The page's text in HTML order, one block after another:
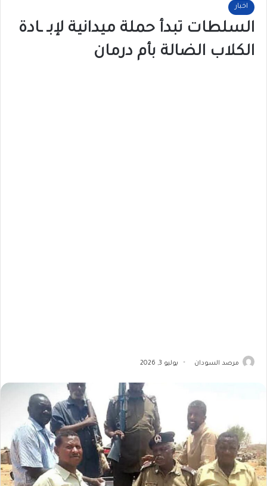
اخبار
السلطات تبدأ حملة ميدانية لإبـ ـادة
الكلاب الضالة بأم درمان
مرصد السودان يوليو 3, 2026